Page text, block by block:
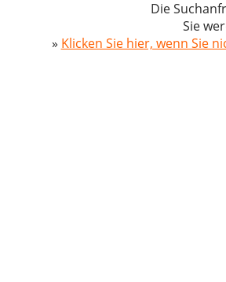
Die
Sie
» Klicken Sie hier, wenn Sie